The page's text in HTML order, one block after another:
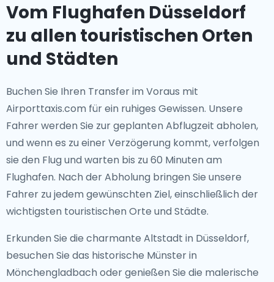
Vom Flughafen Düsseldorf
zu allen touristischen Orten
und Städten
Buchen Sie Ihren Transfer im Voraus mit
Airporttaxis.com für ein ruhiges Gewissen. Unsere
Fahrer werden Sie zur geplanten Abflugzeit abholen,
und wenn es zu einer Verzögerung kommt, verfolgen
sie den Flug und warten bis zu 60 Minuten am
Flughafen. Nach der Abholung bringen Sie unsere
Fahrer zu jedem gewünschten Ziel, einschließlich der
wichtigsten touristischen Orte und Städte.
Erkunden Sie die charmante Altstadt in Düsseldorf,
besuchen Sie das historische Münster in
Mönchengladbach oder genießen Sie die malerische